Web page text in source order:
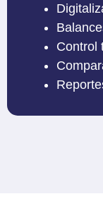
Control